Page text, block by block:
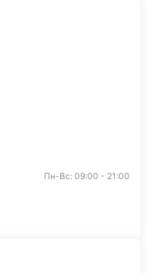
Пн-Вс: 09:00 - 21:00